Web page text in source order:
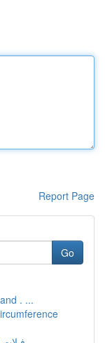
Report Page
Go
. ...